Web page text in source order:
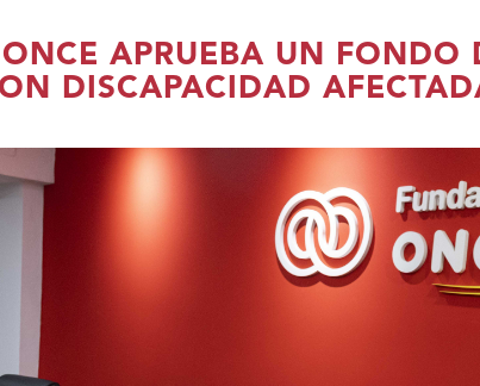
APRUEBA UN FONDO
DISCAPACIDAD